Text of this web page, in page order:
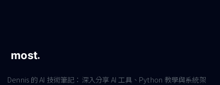
Dennis 的 AI 技術筆記：深入分享 AI 工具、Python 教學與系統架